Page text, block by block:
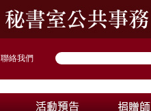
聯絡我們